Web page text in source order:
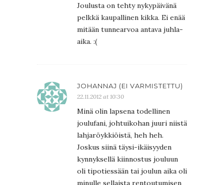
Joulusta on tehty nykypäivänä
pelkkä kaupallinen kikka. Ei enää
mitään tunnearvoa antava juhla-
aika. :(
JOHANNAJ (EI VARMISTETTU)
22.11.2012 at 10:30
Minä olin lapsena todellinen
joulufani, johtuikohan juuri niistä
lahjaröykkiöistä, heh heh.
Joskus siinä täysi-ikäisyyden
kynnyksellä kiinnostus jouluun
oli tipotiessään tai joulun aika oli
minulle sellaista rentoutumisen